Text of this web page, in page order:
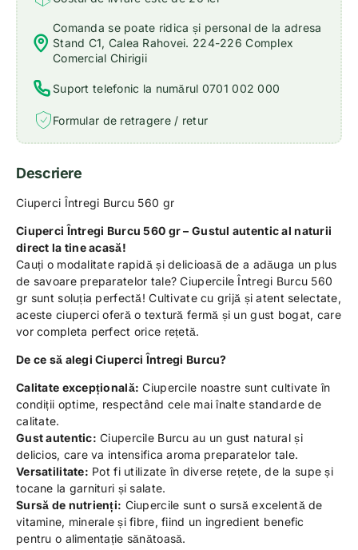
Comanda se poate ridica și personal de la adresa
Stand C1, Calea Rahovei. 224-226 Complex
Comercial Chirigii
Suport telefonic la numărul 0701 002 000
Formular de retragere / retur
Descriere
Ciuperci Întregi Burcu 560 gr
Ciuperci Întregi Burcu 560 gr – Gustul autentic al naturii
direct la tine acasă!
Cauți o modalitate rapidă și delicioasă de a adăuga un plus
de savoare preparatelor tale? Ciupercile Întregi Burcu 560
gr sunt soluția perfectă! Cultivate cu grijă și atent selectate,
aceste ciuperci oferă o textură fermă și un gust bogat, care
vor completa perfect orice rețetă.
De ce să alegi Ciuperci Întregi Burcu?
Calitate excepțională: Ciupercile noastre sunt cultivate în
condiții optime, respectând cele mai înalte standarde de
calitate.
Gust autentic: Ciupercile Burcu au un gust natural și
delicios, care va intensifica aroma preparatelor tale.
Versatilitate: Pot fi utilizate în diverse rețete, de la supe și
tocane la garnituri și salate.
Sursă de nutrienți: Ciupercile sunt o sursă excelentă de
vitamine, minerale și fibre, fiind un ingredient benefic
pentru o alimentație sănătoasă.